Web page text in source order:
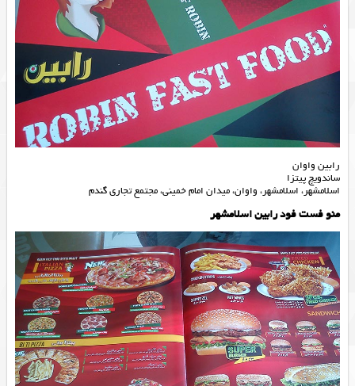
رابین واوان
ساندویچ پیتزا
اسلامشهر، اسلامشهر، واوان، میدان امام خمینی، مجتمع تجاری گندم
منو فست فود رابین اسلامشهر